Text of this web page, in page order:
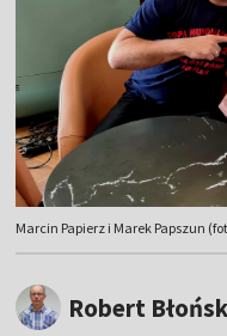
Marcin Papierz i Marek Papszun
Robert